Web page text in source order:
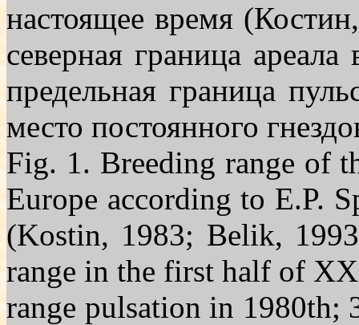
настоящее время
северная граница
предельная граница
место постоянного
Fig. 1. Breeding range of
Europe according to E.P.
(Kostin, 1983; Belik,
range in the first half of ХХ
range pulsation in